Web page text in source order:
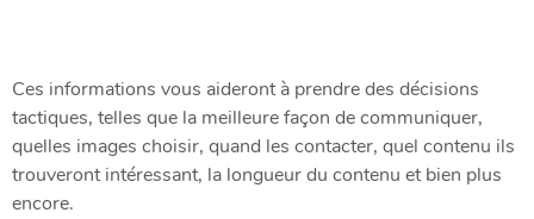
Ces informations vous aideront à prendre des décisions
tactiques, telles que la meilleure façon de communiquer,
quelles images choisir, quand les contacter, quel contenu ils
trouveront intéressant, la longueur du contenu et bien plus
encore.